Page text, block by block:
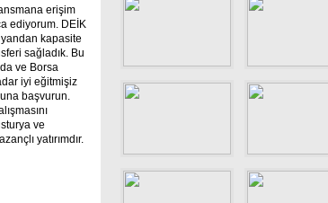
erişim
ediyorum. DEİK
kapasite
sağladık. Bu
ve Borsa
iyi eğitmişiz
başvurun.
ve
yatırımdır.